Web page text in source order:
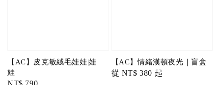
【AC】皮克敏絨毛娃娃|娃
娃
Regular
NT$ 790
【AC】情緒漢頓夜光｜盲盒
Regular
從 NT$ 380 起